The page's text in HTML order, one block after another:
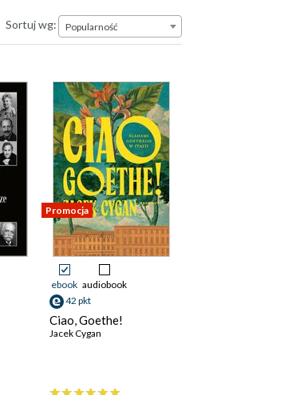
Sortuj wg:Popularność
Popularność
Promocja
ebook audiobook
42 pkt
Ciao, Goethe!
Jacek Cygan